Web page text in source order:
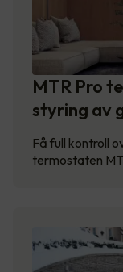
MTR Pro
styring av
Få full kontroll
termostaten